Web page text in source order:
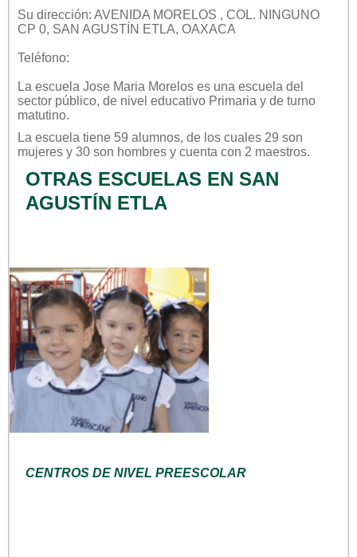
Su dirección: AVENIDA MORELOS , COL. NINGUNO
CP 0, SAN AGUSTÍN ETLA, OAXACA
Teléfono:
La escuela Jose Maria Morelos es una escuela del
sector público, de nivel educativo Primaria y de turno
matutino.
La escuela tiene 59 alumnos, de los cuales 29 son
mujeres y 30 son hombres y cuenta con 2 maestros.
OTRAS ESCUELAS EN SAN
AGUSTÍN ETLA
CENTROS DE NIVEL PREESCOLAR